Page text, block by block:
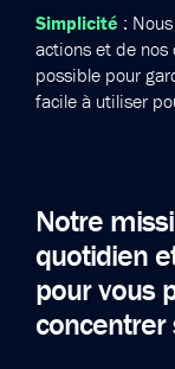
Simplicité :
actions et de nos
possible pour
facile à utiliser
Notre
quotidien
pour vous
concentrer